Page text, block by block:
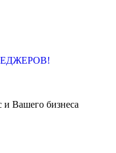
и Вашего бизнеса